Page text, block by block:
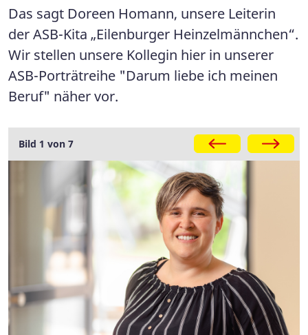
Das sagt Doreen Homann, unsere Leiterin
der ASB-Kita „Eilenburger Heinzelmännchen“.
Wir stellen unsere Kollegin hier in unserer
ASB-Porträtreihe "Darum liebe ich meinen
Beruf" näher vor.
Galerie
Bild 1 von 7